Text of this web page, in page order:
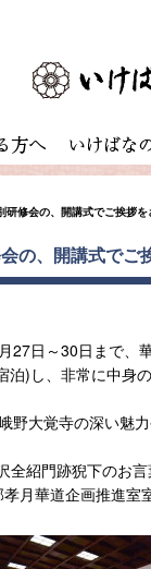
修会の、開講式でご挨拶を
の、開講式でご
日～30日まで、
)し、非常に中身
野大覚寺の深い魅
紹門跡猊下のお
月華道企画推進